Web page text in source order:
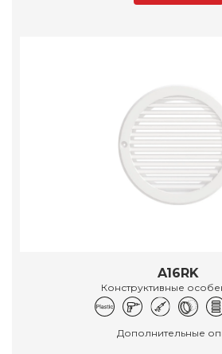
A16RK
Конструктивные
Дополнительные